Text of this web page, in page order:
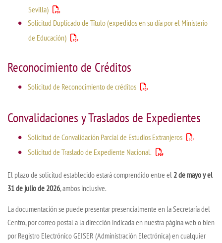
Sevilla)
Solicitud Duplicado de Título (expedidos en su día por el Ministerio
de Educación)
Reconocimiento de Créditos
Solicitud de Reconocimiento de créditos
Convalidaciones y Traslados de Expedientes
Solicitud de Convalidación Parcial de Estudios Extranjeros
Solicitud de Traslado de Expediente Nacional.
El plazo de solicitud establecido estará comprendido entre el 2 de mayo y el
31 de julio de 2026, ambos inclusive.
La documentación se puede presentar presencialmente en la Secretaría del
Centro, por correo postal a la dirección indicada en nuestra página web o bien
por Registro Electrónico GEISER (Administración Electrónica) en cualquier